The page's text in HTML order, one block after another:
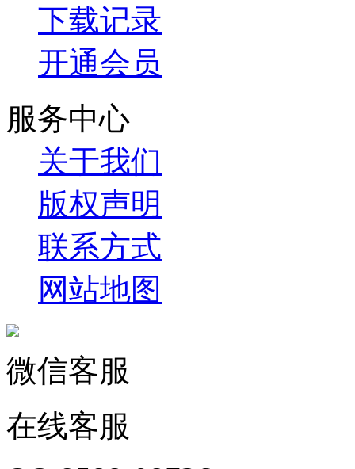
下载记录
开通会员
服务中心
关于我们
版权声明
联系方式
网站地图
微信客服
在线客服